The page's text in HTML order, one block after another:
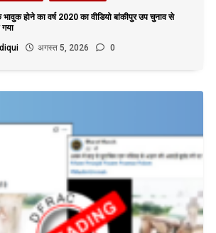
होने का वर्ष 2020 का वीडियो बांकीपुर उप चुनाव से
अगस्त 5, 2026 0